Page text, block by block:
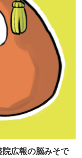
広報の脳みそで